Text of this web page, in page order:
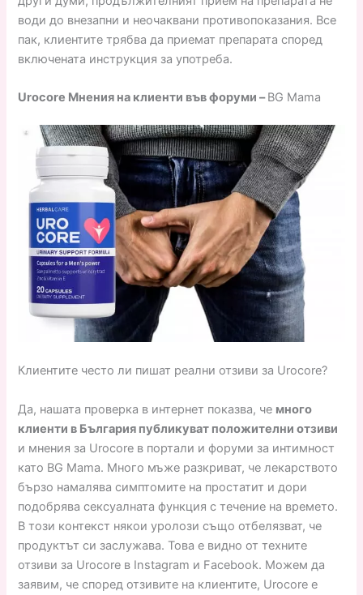
води до внезапни и неочаквани противопоказания. Все
пак, клиентите трябва да приемат препарата според
включената инструкция за употреба.
Urocore Мнения на клиенти във форуми –BG Mama
Клиентите често ли пишат реални отзиви за Urocore?
Да, нашата проверка в интернет показва, че много
клиенти в България публикуват положителни отзиви
и мнения за Urocore в портали и форуми за интимност
като BG Mama. Много мъже разкриват, че лекарството
бързо намалява симптомите на простатит и дори
подобрява сексуалната функция с течение на времето.
В този контекст някои уролози също отбелязват, че
продуктът си заслужава. Това е видно от техните
отзиви за Urocore в Instagram и Facebook. Можем да
заявим, че според отзивите на клиентите, Urocore е